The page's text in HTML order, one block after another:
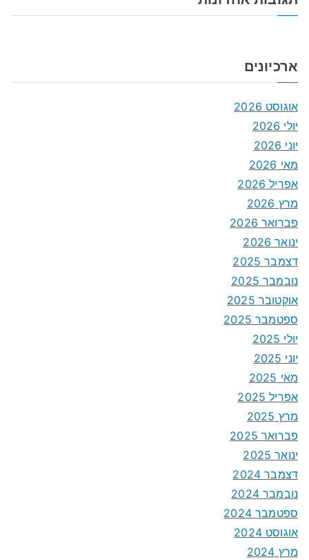
ארכיונים
אוגוסט 2026
יולי 2026
יוני 2026
מאי 2026
אפריל 2026
מרץ 2026
פברואר 2026
ינואר 2026
דצמבר 2025
נובמבר 2025
אוקטובר 2025
ספטמבר 2025
יולי 2025
יוני 2025
מאי 2025
אפריל 2025
מרץ 2025
פברואר 2025
ינואר 2025
דצמבר 2024
נובמבר 2024
ספטמבר 2024
אוגוסט 2024
מרץ 2024